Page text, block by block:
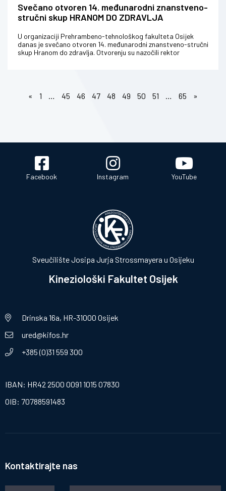
Svečano otvoren 14. međunarodni znanstveno-
stručni skup HRANOM DO ZDRAVLJA
U organizaciji Prehrambeno-tehnološkog fakulteta Osijek
danas je svečano otvoren 14. međunarodni znanstveno-stručni
skup Hranom do zdravlja. Otvorenju su nazočili rektor
« 1 … 45 46 47 48 49 50 51 … 65 »
Facebook Instagram YouTube
Sveučilište Josipa Jurja Strossmayera u Osijeku
Kineziološki Fakultet Osijek
Drinska 16a, HR-31000 Osijek
ured@kifos.hr
+385 (0)31 559 300
IBAN: HR42 2500 0091 1015 07830
OIB: 70788591483
Kontaktirajte nas